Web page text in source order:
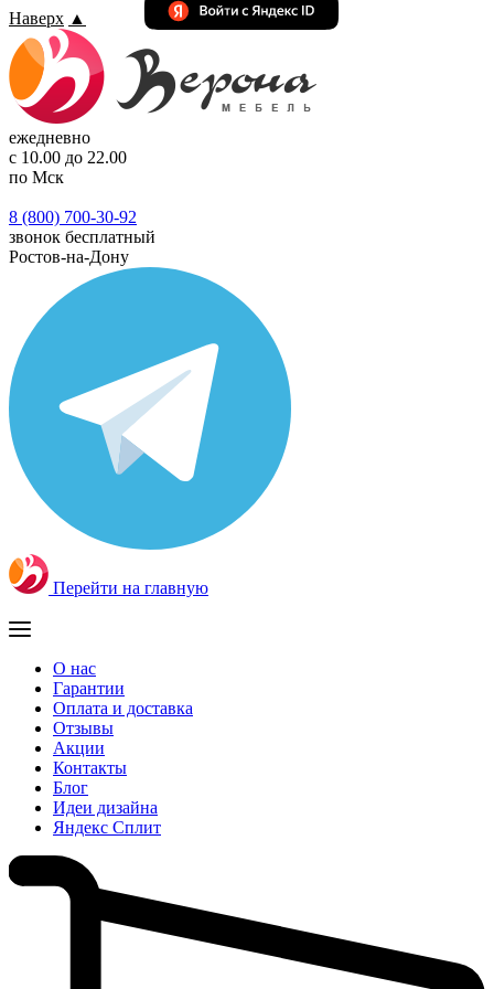
Наверх ▲
ежедневно
с 10.00 до 22.00
по Мск
8 (800) 700-30-92
звонок бесплатный
Ростов-на-Дону
Перейти на главную
О нас
Гарантии
Оплата и доставка
Отзывы
Акции
Контакты
Блог
Идеи дизайна
Яндекс Сплит